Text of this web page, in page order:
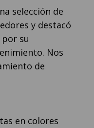
selección de
y destacó
su
Nos
de
en colores